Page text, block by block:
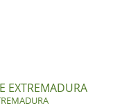
EXTREMADURA